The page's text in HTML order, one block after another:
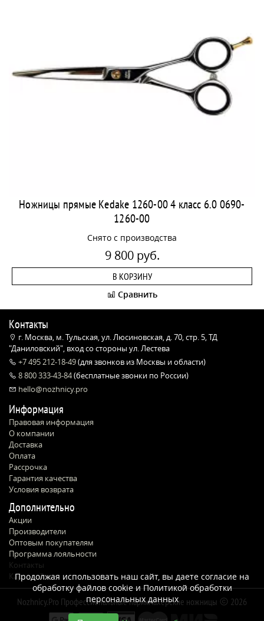
Ножницы прямые Kedake 1260-00 4 класс 6.0 0690-
1260-00
Снято с производства
9 800 руб.
В КОРЗИНУ
Сравнить
Контакты
г. Москва, м. Тульская, ул. Люсиновская, д. 70, стр. 5, ТД
"Даниловский", вход со стороны ул. Лестева
+7 495 212-18-49(для звонков из Москвы и области)
8 800 333-43-84(бесплатные звонки по России)
hello@nozhnicy.pro
Информация
Правовая информация
О компании
Доставка
Оплата
Рассрочка
Гарантия качества
Условия возврата
Дополнительно
Акции
Производители
Оптовым покупателям
Программа лояльности
Контакты
Карта сайта
Nozhnicy.Pro Профессиональные парикмахерские ножницы 2026
Продолжая использовать наш сайт, вы даете согласие на
обработку файлов cookie иПолитикой обработки
персональных данных